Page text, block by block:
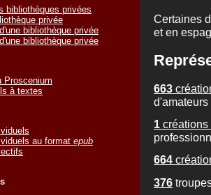
bibliothèques privées
privée
bibliothèque privée
bibliothèque privée
Proscenium
à textes
au format epub
Certaines
et en
663
d'amateurs
1 créations
664
376